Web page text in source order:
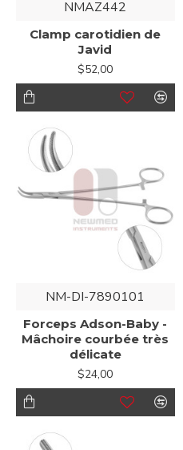
NMAZ442
Clamp carotidien de
Javid
$52,00
NM-DI-7890101
Forceps Adson-Baby -
Mâchoire courbée très
délicate
$24,00